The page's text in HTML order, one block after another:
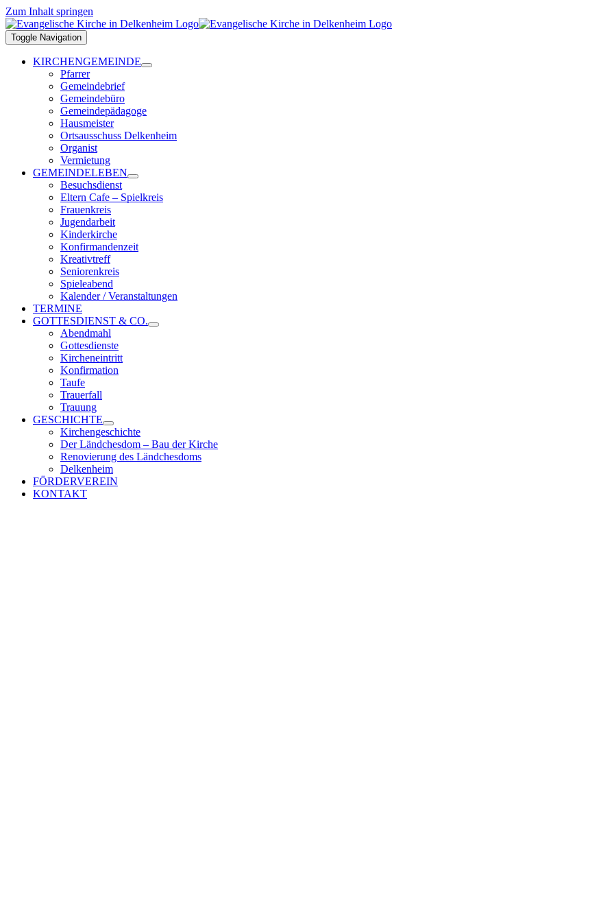
Zum Inhalt springen
Toggle Navigation
KIRCHENGEMEINDE
Pfarrer
Gemeindebrief
Gemeindebüro
Gemeindepädagoge
Hausmeister
Ortsausschuss Delkenheim
Organist
Vermietung
GEMEINDELEBEN
Besuchsdienst
Eltern Cafe – Spielkreis
Frauenkreis
Jugendarbeit
Kinderkirche
Konfirmandenzeit
Kreativtreff
Seniorenkreis
Spieleabend
Kalender / Veranstaltungen
TERMINE
GOTTESDIENST & CO.
Abendmahl
Gottesdienste
Kircheneintritt
Konfirmation
Taufe
Trauerfall
Trauung
GESCHICHTE
Kirchengeschichte
Der Ländchesdom – Bau der Kirche
Renovierung des Ländchesdoms
Delkenheim
FÖRDERVEREIN
KONTAKT